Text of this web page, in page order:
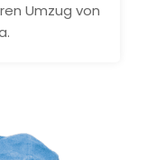
Umzug von